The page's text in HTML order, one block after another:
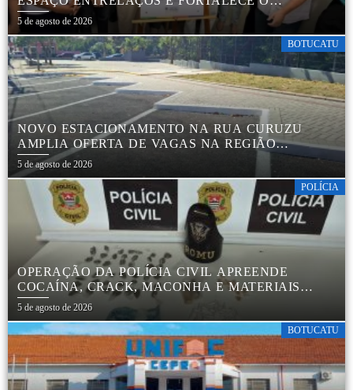
CUIDADO ESPECIALIZADO COM CRIANÇAS E
FAMÍLIAS
5 de agosto de 2026
BOTUCATU
NOVO ESTACIONAMENTO NA RUA CURUZU
AMPLIA OFERTA DE VAGAS NA REGIÃO
CENTRAL
5 de agosto de 2026
POLÍCIA
OPERAÇÃO DA POLÍCIA CIVIL APREENDE
COCAÍNA, CRACK, MACONHA E MATERIAIS
PARA EMBALAR DROGAS EM BOTUCATU
5 de agosto de 2026
BOTUCATU